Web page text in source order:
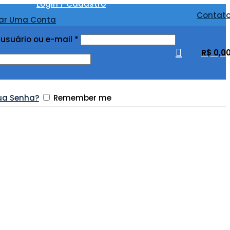
Login / Cadastro
Uma Conta
ou e-mail *
Senha? Remember me
R$